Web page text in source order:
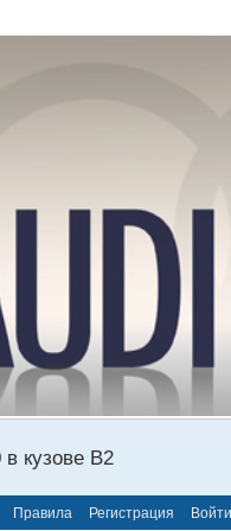
кузове В2
Правила Регистрация Войти